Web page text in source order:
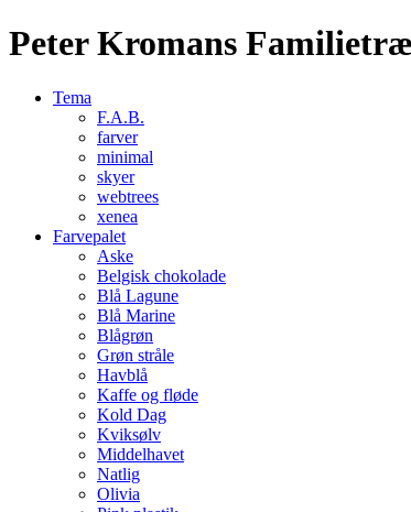
Peter Kromans Familietræ
Tema
F.A.B.
farver
minimal
skyer
webtrees
xenea
Farvepalet
Aske
Belgisk chokolade
Blå Lagune
Blå Marine
Blågrøn
Grøn stråle
Havblå
Kaffe og fløde
Kold Dag
Kviksølv
Middelhavet
Natlig
Olivia